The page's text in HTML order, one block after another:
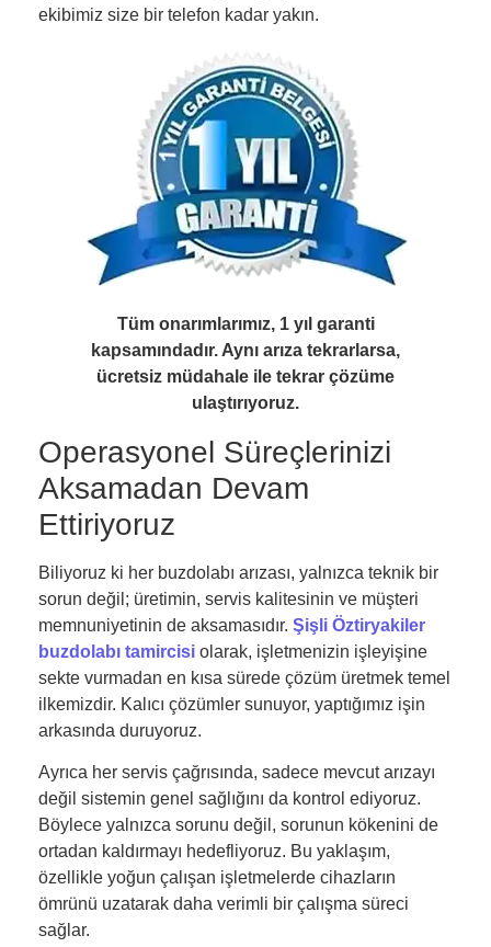
ekibimiz size bir telefon kadar yakın.
Tüm onarımlarımız, 1 yıl garanti
kapsamındadır. Aynı arıza tekrarlarsa,
ücretsiz müdahale ile tekrar çözüme
ulaştırıyoruz.
Operasyonel Süreçlerinizi
Aksamadan Devam
Ettiriyoruz
Biliyoruz ki her buzdolabı arızası, yalnızca teknik bir
sorun değil; üretimin, servis kalitesinin ve müşteri
memnuniyetinin de aksamasıdır. Şişli Öztiryakiler
buzdolabı tamircisi olarak, işletmenizin işleyişine
sekte vurmadan en kısa sürede çözüm üretmek temel
ilkemizdir. Kalıcı çözümler sunuyor, yaptığımız işin
arkasında duruyoruz.
Ayrıca her servis çağrısında, sadece mevcut arızayı
değil sistemin genel sağlığını da kontrol ediyoruz.
Böylece yalnızca sorunu değil, sorunun kökenini de
ortadan kaldırmayı hedefliyoruz. Bu yaklaşım,
özellikle yoğun çalışan işletmelerde cihazların
ömrünü uzatarak daha verimli bir çalışma süreci
sağlar.